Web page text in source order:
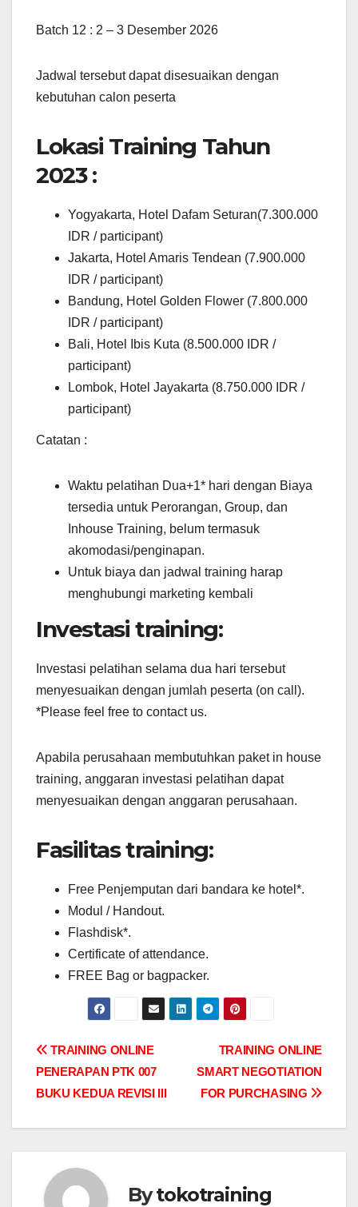
Batch 12 : 2 – 3 Desember 2026
Jadwal tersebut dapat disesuaikan dengan
kebutuhan calon peserta
Lokasi Training Tahun
2023 :
Yogyakarta, Hotel Dafam Seturan(7.300.000
IDR / participant)
Jakarta, Hotel Amaris Tendean (7.900.000
IDR / participant)
Bandung, Hotel Golden Flower (7.800.000
IDR / participant)
Bali, Hotel Ibis Kuta (8.500.000 IDR /
participant)
Lombok, Hotel Jayakarta (8.750.000 IDR /
participant)
Catatan :
Waktu pelatihan Dua+1* hari dengan Biaya
tersedia untuk Perorangan, Group, dan
Inhouse Training, belum termasuk
akomodasi/penginapan.
Untuk biaya dan jadwal training harap
menghubungi marketing kembali
Investasi training:
Investasi pelatihan selama dua hari tersebut
menyesuaikan dengan jumlah peserta (on call).
*Please feel free to contact us.
Apabila perusahaan membutuhkan paket in house
training, anggaran investasi pelatihan dapat
menyesuaikan dengan anggaran perusahaan.
Fasilitas training:
Free Penjemputan dari bandara ke hotel*.
Modul / Handout.
Flashdisk*.
Certificate of attendance.
FREE Bag or bagpacker.
Post
navigation
TRAINING ONLINE
SMART NEGOTIATION
FOR PURCHASING
TRAINING ONLINE
PENERAPAN PTK 007
BUKU KEDUA REVISI III
Bytokotraining